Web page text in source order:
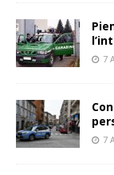
7
7